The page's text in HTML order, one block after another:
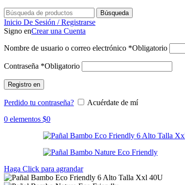
Búsqueda
Inicio De Sesión / Registrarse
Signo enCrear una Cuenta
Nombre de usuario o correo electrónico *Obligatorio
Contraseña *Obligatorio
Registro en
Perdido tu contraseña?
Acuérdate de mí
0 elementos $0
Haga Click para agrandar